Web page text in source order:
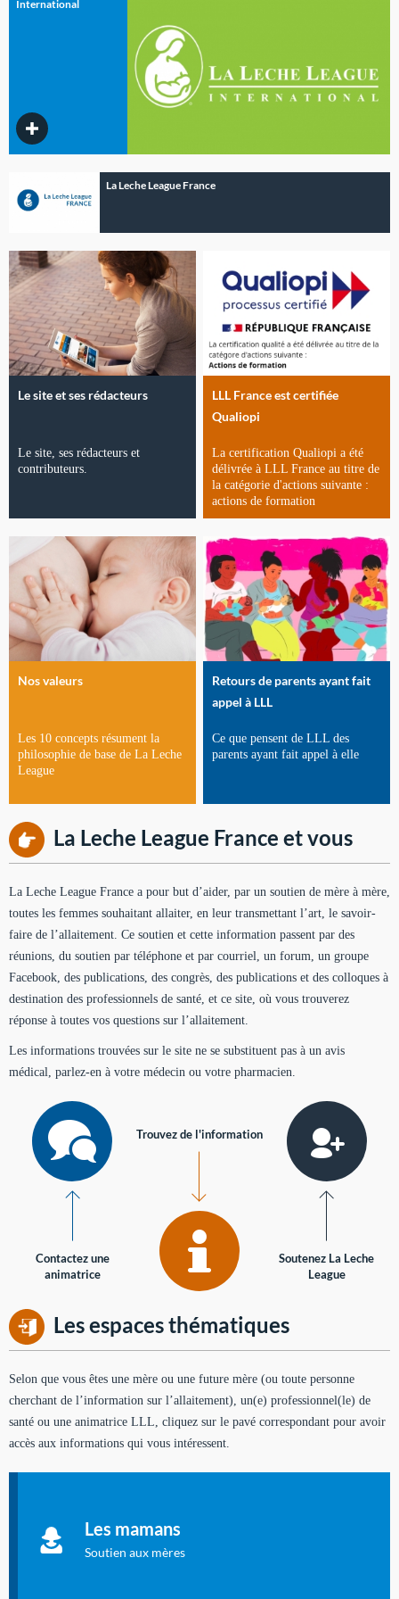
International
La Leche League France
Le site et ses rédacteurs
Le site, ses rédacteurs et
contributeurs.
LLL France est certifiée
Qualiopi
La certification Qualiopi a été
délivrée à LLL France au titre de
la catégorie d'actions suivante :
actions de formation
Nos valeurs
Les 10 concepts résument la
philosophie de base de La Leche
League
Retours de parents ayant fait
appel à LLL
Ce que pensent de LLL des
parents ayant fait appel à elle
La Leche League France et vous
La Leche League France a pour but d’aider, par un soutien de mère à mère,
toutes les femmes souhaitant allaiter, en leur transmettant l’art, le savoir-
faire de l’allaitement. Ce soutien et cette information passent par des
réunions, du soutien par téléphone et par courriel, un forum, un groupe
Facebook, des publications, des congrès, des publications et des colloques à
destination des professionnels de santé, et ce site, où vous trouverez
réponse à toutes vos questions sur l’allaitement.
Les informations trouvées sur le site ne se substituent pas à un avis
médical, parlez-en à votre médecin ou votre pharmacien.
Contactez une
animatrice
Trouvez de l'information
Soutenez La Leche
League
Les espaces thématiques
Selon que vous êtes une mère ou une future mère (ou toute personne
cherchant de l’information sur l’allaitement), un(e) professionnel(le) de
santé ou une animatrice LLL, cliquez sur le pavé correspondant pour avoir
accès aux informations qui vous intéressent.
Les mamans
Soutien aux mères
à allaiter et vous informer : toutes les rubriques qui
concernent l'allaitement.